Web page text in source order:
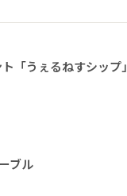
「うぇるねすシップ」
ブル